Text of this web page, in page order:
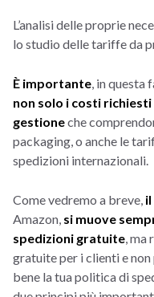
L’analisi delle proprie
lo studio delle tariffe da
È importante, in questa
non solo i costi
gestioneche
packaging, o anche le
spedizioni internazionali.
Come vedremo a breve,
Amazon, si muove
spedizioni gratuite, ma
gratuite per i clienti e
bene la tua politica di